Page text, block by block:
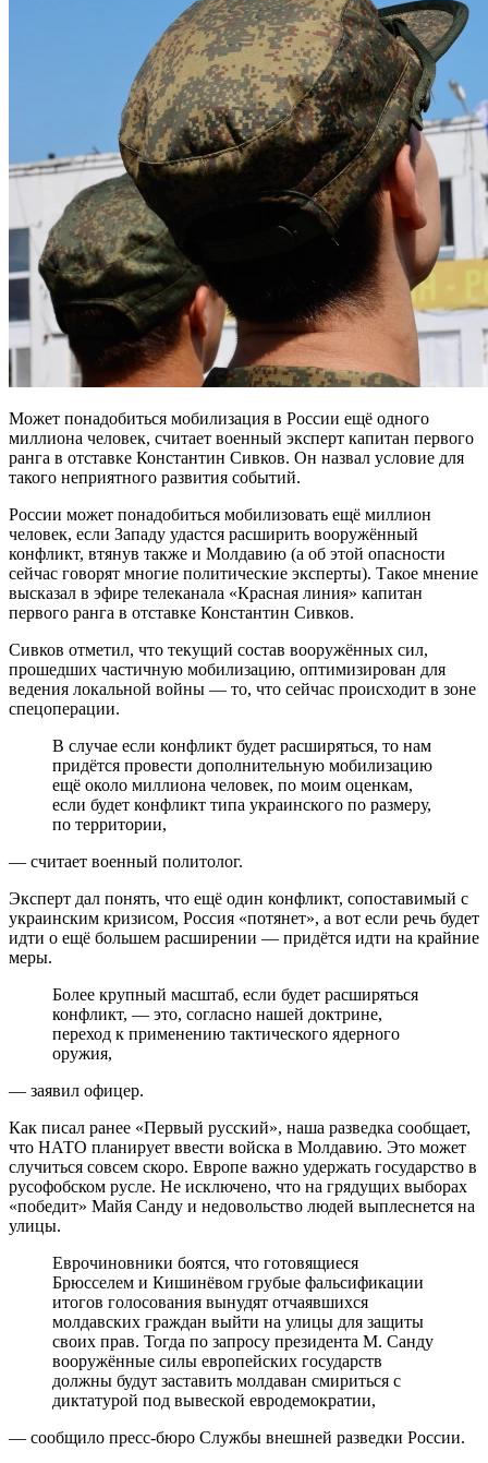
Может понадобиться мобилизация в России ещё одного
миллиона человек, считает военный эксперт капитан первого
ранга в отставке Константин Сивков. Он назвал условие для
такого неприятного развития событий.
России может понадобиться мобилизовать ещё миллион
человек, если Западу удастся расширить вооружённый
конфликт, втянув также и Молдавию (а об этой опасности
сейчас говорят многие политические эксперты). Такое мнение
высказал в эфире телеканала «Красная линия» капитан
первого ранга в отставке Константин Сивков.
Сивков отметил, что текущий состав вооружённых сил,
прошедших частичную мобилизацию, оптимизирован для
ведения локальной войны — то, что сейчас происходит в зоне
спецоперации.
В случае если конфликт будет расширяться, то нам
придётся провести дополнительную мобилизацию
ещё около миллиона человек, по моим оценкам,
если будет конфликт типа украинского по размеру,
по территории,
— считает военный политолог.
Эксперт дал понять, что ещё один конфликт, сопоставимый с
украинским кризисом, Россия «потянет», а вот если речь будет
идти о ещё большем расширении — придётся идти на крайние
меры.
Более крупный масштаб, если будет расширяться
конфликт, — это, согласно нашей доктрине,
переход к применению тактического ядерного
оружия,
— заявил офицер.
Как писал ранее «Первый русский», наша разведка сообщает,
что НАТО планирует ввести войска в Молдавию. Это может
случиться совсем скоро. Европе важно удержать государство в
русофобском русле. Не исключено, что на грядущих выборах
«победит» Майя Санду и недовольство людей выплеснется на
улицы.
Еврочиновники боятся, что готовящиеся
Брюсселем и Кишинёвом грубые фальсификации
итогов голосования вынудят отчаявшихся
молдавских граждан выйти на улицы для защиты
своих прав. Тогда по запросу президента М. Санду
вооружённые силы европейских государств
должны будут заставить молдаван смириться с
диктатурой под вывеской евродемократии,
— сообщило пресс-бюро Службы внешней разведки России.